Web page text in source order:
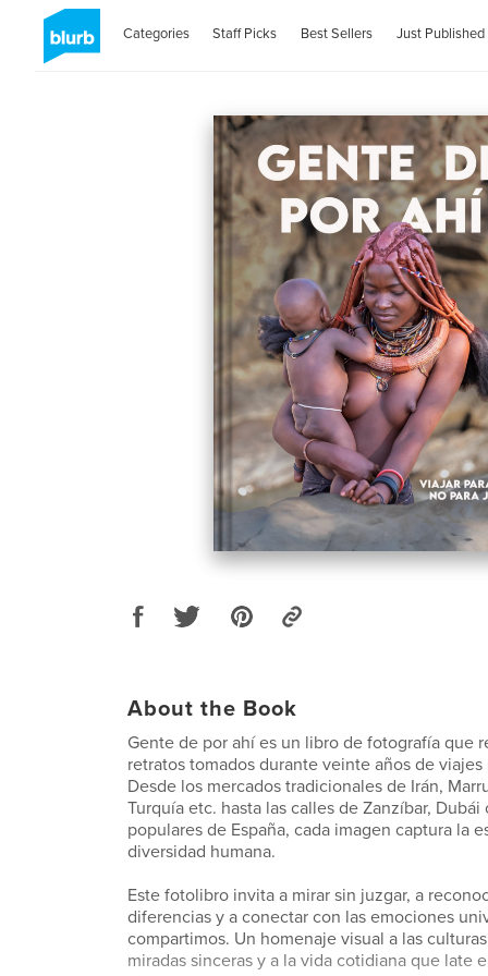
Categories Staff Picks Best Sellers Just Published
About the Book
Gente de por ahí es un libro de fotografía que
retratos tomados durante veinte años de
Desde los mercados tradicionales de Irán,
Turquía etc. hasta las calles de Zanzíbar, Dubái
populares de España, cada imagen captura la
diversidad humana.
Este fotolibro invita a mirar sin juzgar, a
diferencias y a conectar con las emociones
compartimos. Un homenaje visual a las
miradas sinceras y a la vida cotidiana que late